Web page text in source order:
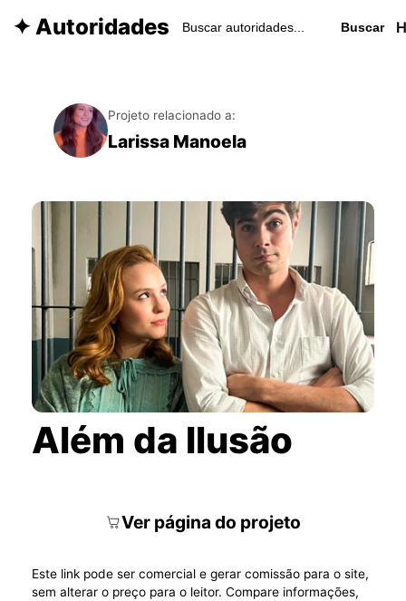
✦ Autoridades Buscar
Projeto relacionado a:
Larissa Manoela
Além da Ilusão
Ver página do projeto
Este link pode ser comercial e gerar comissão para o site,
sem alterar o preço para o leitor. Compare informações,